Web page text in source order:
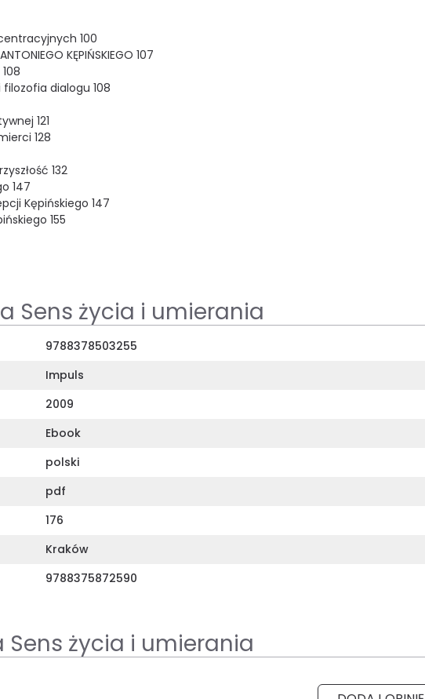
100
KĘPIŃSKIEGO 107
filozofia dialogu 108
121
128
132
147
Kępińskiego 147
155
Sens życia i umierania
9788378503255
Impuls
2009
Ebook
polski
pdf
176
Kraków
9788375872590
Sens życia i umierania